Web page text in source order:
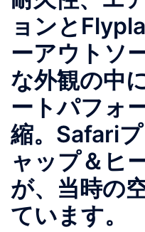
ョンと
ーアウトソ
な外観の中
ートパフォ
縮。Safari
ャップ＆ヒ
が、当時の
ています。